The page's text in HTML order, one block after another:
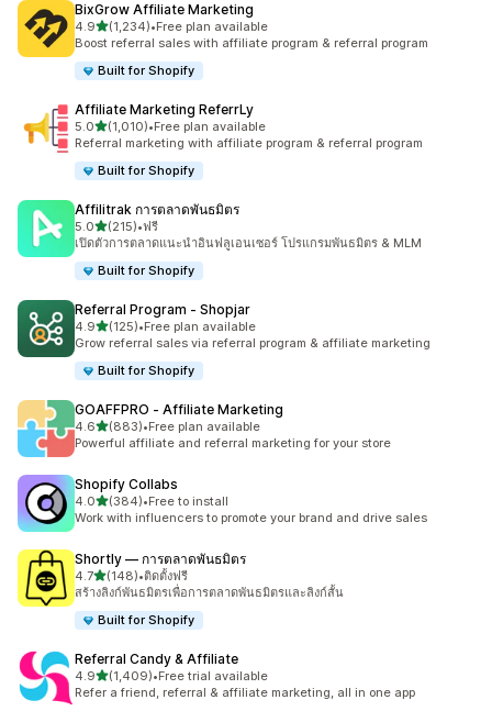
BixGrow Affiliate Marketing
4.9เต็ม 5 ดาว
(1,234)
ทั้งหมด 1234 รีวิว
•Free plan available
Boost referral sales with affiliate program & referral program
Built for Shopify
Affiliate Marketing ReferrLy
5.0เต็ม 5 ดาว
(1,010)
ทั้งหมด 1010 รีวิว
•Free plan available
Referral marketing with affiliate program & referral program
Built for Shopify
Affilitrak การตลาดพันธมิตร
5.0เต็ม 5 ดาว
(215)
ทั้งหมด 215 รีวิว
•ฟรี
เปิดตัวการตลาดแนะนำอินฟลูเอนเซอร์ โปรแกรมพันธมิตร & MLM
Built for Shopify
Referral Program ‑ Shopjar
4.9เต็ม 5 ดาว
(125)
ทั้งหมด 125 รีวิว
•Free plan available
Grow referral sales via referral program & affiliate marketing
Built for Shopify
GOAFFPRO ‑ Affiliate Marketing
4.6เต็ม 5 ดาว
(883)
ทั้งหมด 883 รีวิว
•Free plan available
Powerful affiliate and referral marketing for your store
Shopify Collabs
4.0เต็ม 5 ดาว
(384)
ทั้งหมด 384 รีวิว
•Free to install
Work with influencers to promote your brand and drive sales
Shortly — การตลาดพันธมิตร
4.7เต็ม 5 ดาว
(148)
ทั้งหมด 148 รีวิว
•ติดตั้งฟรี
สร้างลิงก์พันธมิตรเพื่อการตลาดพันธมิตรและลิงก์สั้น
Built for Shopify
Referral Candy & Affiliate
4.9เต็ม 5 ดาว
(1,409)
ทั้งหมด 1409 รีวิว
•Free trial available
Refer a friend, referral & affiliate marketing, all in one app